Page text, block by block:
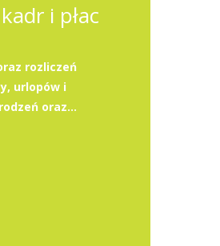
i płac
rozliczeń
urlopów i
oraz...